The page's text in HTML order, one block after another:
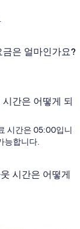
은 얼마인가요?
간은 어떻게 되
시간은 05:00입니
능합니다.
시간은 어떻게